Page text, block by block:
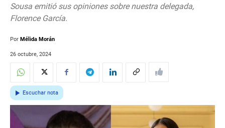
Sousa emitió sus opiniones sobre nuestra delegada,
Florence García.
Por Mélida Morán
26 octubre, 2024
Escuchar nota